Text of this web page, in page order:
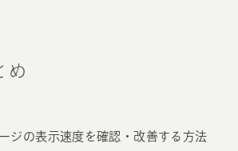
め
ジの表示速度を確認・改善する方法